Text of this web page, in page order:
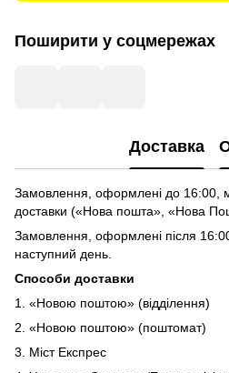
Поширити у соцмережах
Доставка
Замовлення, оформлені до 16:00,
доставки («Нова пошта», «Нова
Замовлення, оформлені після
наступний день.
Способи доставки
1. «Новою поштою» (відділення)
2. «Новою поштою» (поштомат)
3. Міст Експрес